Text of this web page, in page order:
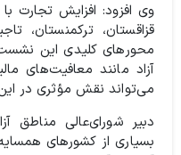
وی افزود: افزایش تجارت
قزاقستان، ترکمنستان،
محورهای کلیدی این
آزاد مانند معافیت‌های
می‌تواند نقش مؤثری در
دبیر شورای‌عالی مناطق